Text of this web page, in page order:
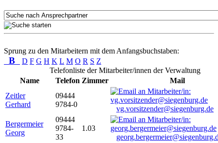
Sprung zu den Mitarbeitern mit dem Anfangsbuchstaben:
B D F G H K L M O R S Z
Telefonliste der Mitarbeiter/innen der Verwaltung
Name
Telefon Zimmer
Mail
Zeitler
Gerhard
09444
9784-0
vg.vorsitzender@siegenburg.de
Bergermeier
Georg
09444
9784-
33
1.03